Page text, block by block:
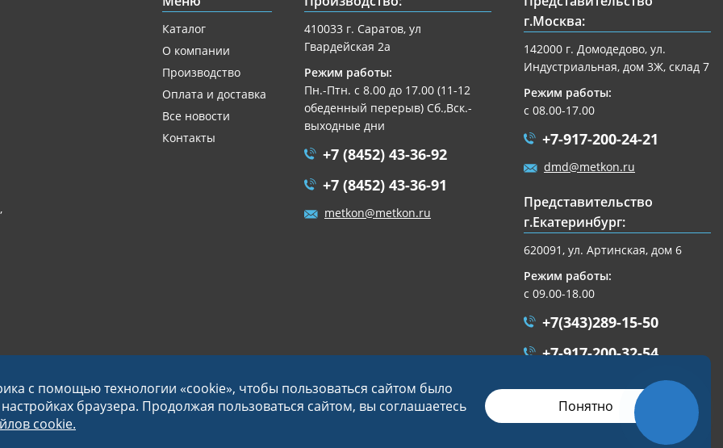
Каталог
О компании
Производство
Оплата и доставка
Все новости
Контакты
410033 г. Саратов, ул
Гвардейская 2а
Режим работы:
Пн.-Птн. с 8.00 до 17.00 (11-12
обеденный перерыв) Сб.,Вск.-
выходные дни
+7 (8452) 43-36-92
+7 (8452) 43-36-91
metkon@metkon.ru
г.Москва:
142000 г. Домодедово, ул.
Индустриальная, дом 3Ж, склад 7
Режим работы:
с 08.00-17.00
+7-917-200-24-21
dmd@metkon.ru
Представительство
г.Екатеринбург:
620091, ул. Артинская, дом 6
Режим работы:
с 09.00-18.00
+7(343)289-15-50
+7-917-200-32-54
Разработка сайта
Студия «СТРОИМ САЙТ»
с помощью технологии «cookie», чтобы пользоваться сайтом было
браузера. Продолжая пользоваться сайтом, вы соглашаетесь
cookie.
Понятно